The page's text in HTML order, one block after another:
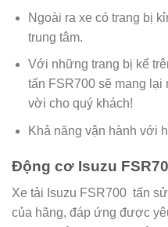
Ngoài ra xe có trang bị
trung tâm.
Với những trang bị kể
tấn FSR700 sẽ mang
vời cho quý khách!
Khả năng vận hành với
Động cơ Isuzu
Xe tải Isuzu FSR700 tấn
của hãng, đáp ứng được